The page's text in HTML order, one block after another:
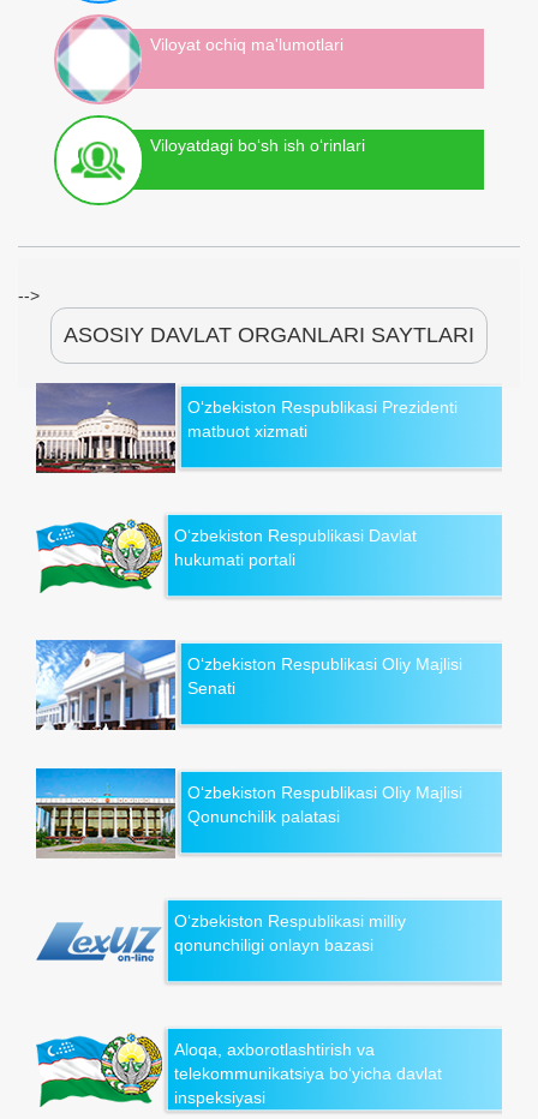
Viloyat ochiq ma'lumotlari
Viloyatdagi bo‘sh ish o‘rinlari
-->
ASOSIY DAVLAT ORGANLARI SAYTLARI
O‘zbekiston Respublikasi Prezidenti
matbuot xizmati
O‘zbekiston Respublikasi Davlat
hukumati portali
O‘zbekiston Respublikasi Oliy Majlisi
Senati
O‘zbekiston Respublikasi Oliy Majlisi
Qonunchilik palatasi
O‘zbekiston Respublikasi milliy
qonunchiligi onlayn bazasi
Aloqa, axborotlashtirish va
telekommunikatsiya bo‘yicha davlat
inspeksiyasi